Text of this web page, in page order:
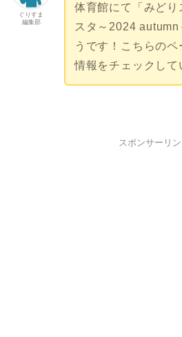
ぐりすま
編集部
体育館にて「みどり
スタ～2024
うです！こちらの
情報をチェックして
スポンサーリン